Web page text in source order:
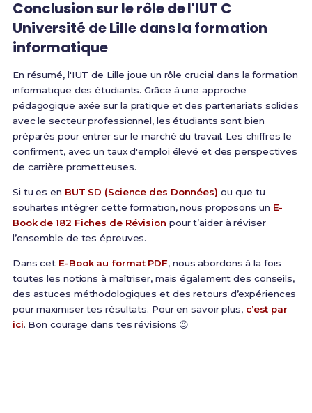
Conclusion sur le rôle de l'IUT C
Université de Lille dans la formation
informatique
En résumé, l'IUT de Lille joue un rôle crucial dans la formation
informatique des étudiants. Grâce à une approche
pédagogique axée sur la pratique et des partenariats solides
avec le secteur professionnel, les étudiants sont bien
préparés pour entrer sur le marché du travail. Les chiffres le
confirment, avec un taux d'emploi élevé et des perspectives
de carrière prometteuses.
Si tu es en BUT SD (Science des Données) ou que tu
souhaites intégrer cette formation, nous proposons un E-
Book de 182 Fiches de Révision pour t’aider à réviser
l’ensemble de tes épreuves.
Dans cet E-Book au format PDF, nous abordons à la fois
toutes les notions à maîtriser, mais également des conseils,
des astuces méthodologiques et des retours d’expériences
pour maximiser tes résultats. Pour en savoir plus, c’est par
ici. Bon courage dans tes révisions 😉